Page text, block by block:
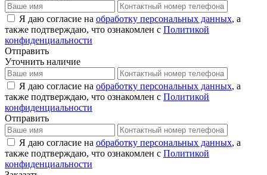
Я даю согласие на обработку персональных данных, а
также подтверждаю, что ознакомлен с Политикой
конфиденциальности
Отправить
Уточнить наличие
Я даю согласие на обработку персональных данных, а
также подтверждаю, что ознакомлен с Политикой
конфиденциальности
Отправить
Я даю согласие на обработку персональных данных, а
также подтверждаю, что ознакомлен с Политикой
конфиденциальности